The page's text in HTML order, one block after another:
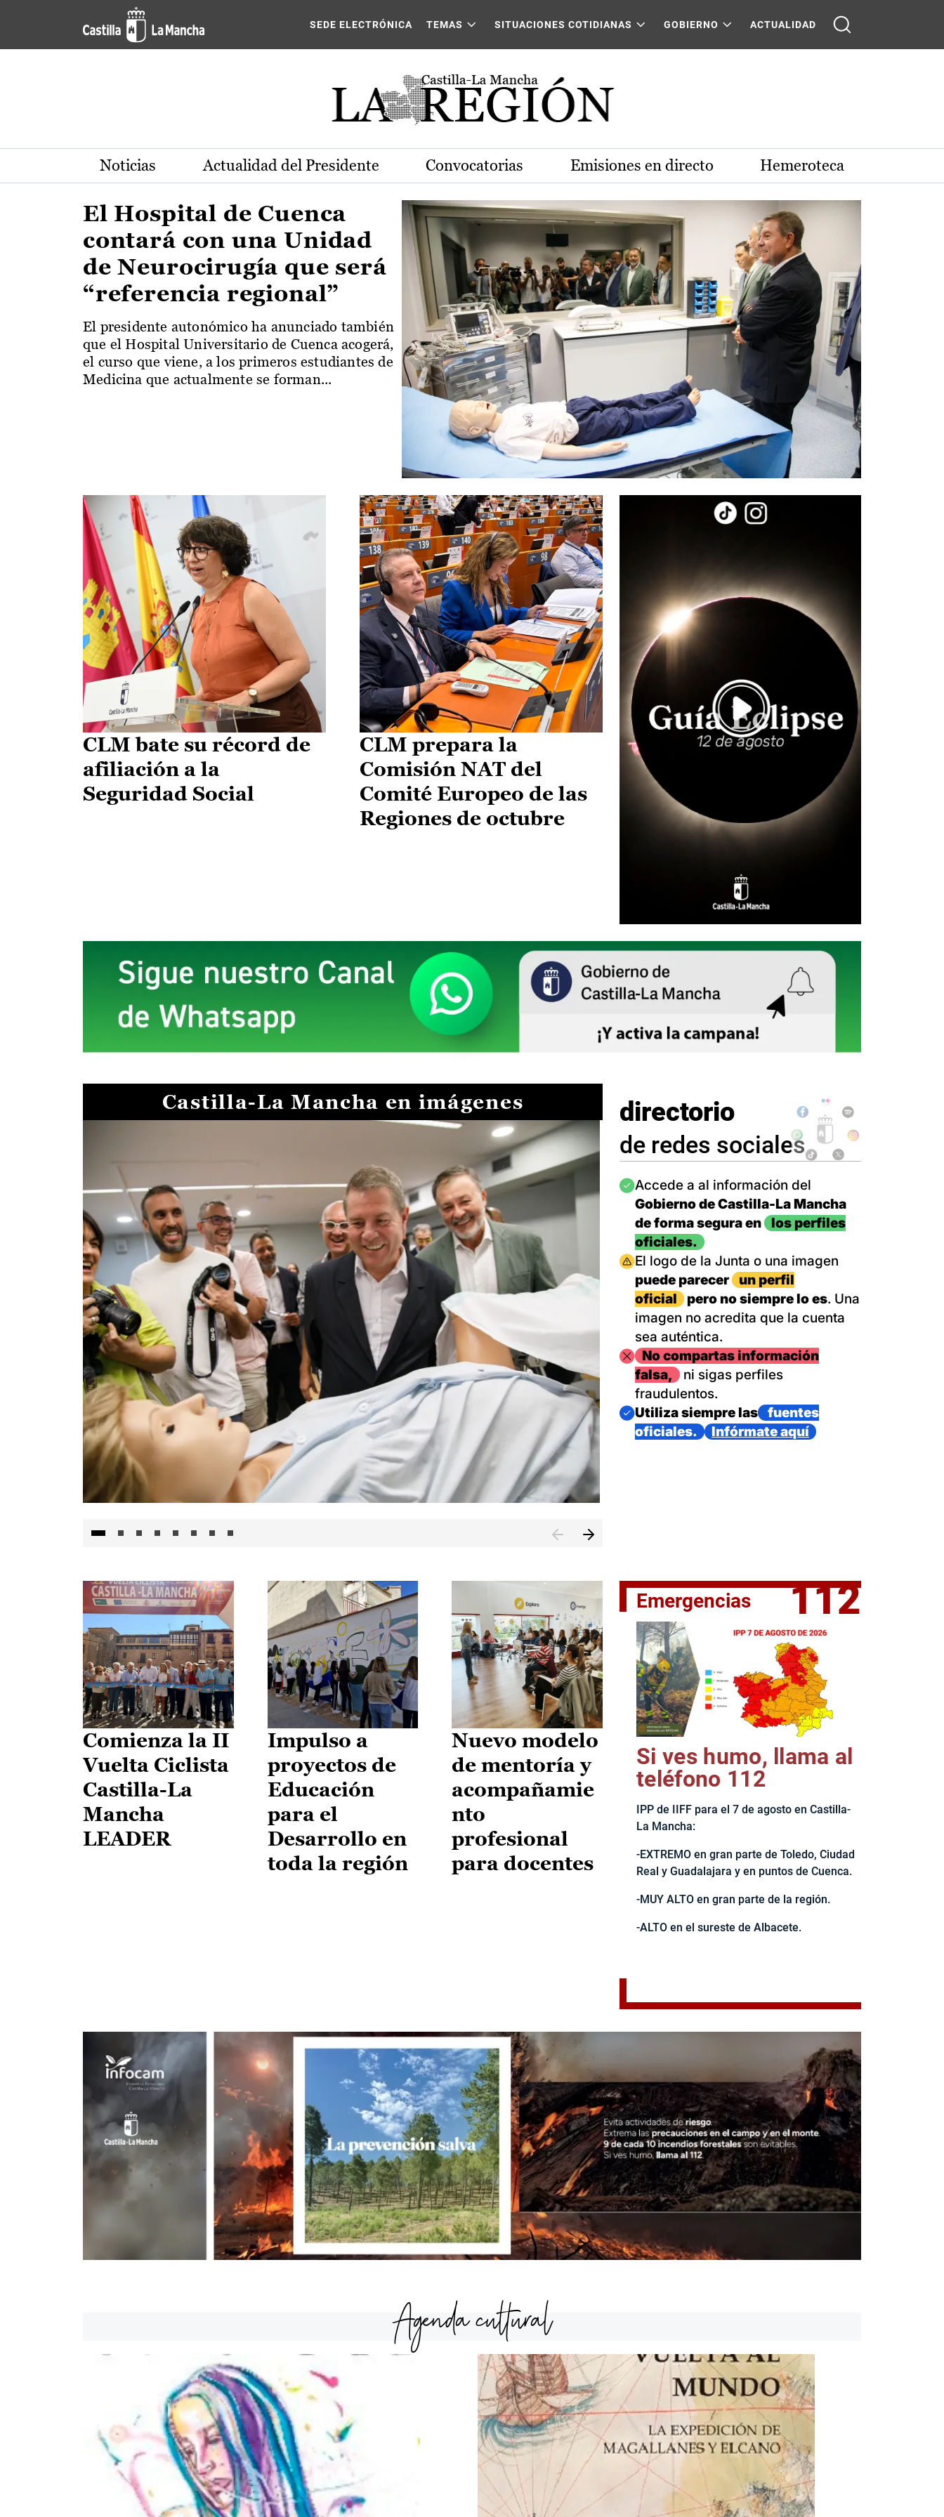
Pasar al contenido principal
Actualidad de la región de Castilla-La Mancha
SEDE ELECTRÓNICA TEMAS SITUACIONES COTIDIANAS GOBIERNO ACTUALIDAD
Noticias Actualidad del Presidente Convocatorias Emisiones en directo Hemeroteca
El Hospital de Cuenca
contará con una Unidad
de Neurocirugía que será
“referencia regional”
El presidente autonómico ha anunciado también
que el Hospital Universitario de Cuenca acogerá,
el curso que viene, a los primeros estudiantes de
Medicina que actualmente se forman...
CLM bate su récord de
afiliación a la
Seguridad Social
CLM prepara la
Comisión NAT del
Comité Europeo de las
Regiones de octubre
Castilla-La Mancha en imágenes
El jefe del Ejecutivo castellanomanchego, Emiliano García-
directorio
de redes sociales
Imagen
Accede a al información del
Gobierno de Castilla-La Mancha
de forma segura en
los perfiles
oficiales.
Imagen
El logo de la Junta o una imagen
puede parecer
un perfil
oficial
pero no siempre lo es. Una
imagen no acredita que la cuenta
sea auténtica.
ImagenNo compartas información
falsa,
ni sigas perfiles
fraudulentos.
Imagen
Utiliza siempre las
fuentes
oficiales.
Infórmate aquí
Comienza la II
Vuelta Ciclista
Castilla-La
Mancha
LEADER
Impulso a
proyectos de
Educación
para el
Desarrollo en
toda la región
Nuevo modelo
de mentoría y
acompañamie
nto
profesional
para docentes
Emergencias 112
Si ves humo, llama al
teléfono 112
IPP de IIFF para el 7 de agosto en Castilla-
La Mancha:
-EXTREMO en gran parte de Toledo, Ciudad
Real y Guadalajara y en puntos de Cuenca.
-MUY ALTO en gran parte de la región.
-ALTO en el sureste de Albacete.
Agenda cultural